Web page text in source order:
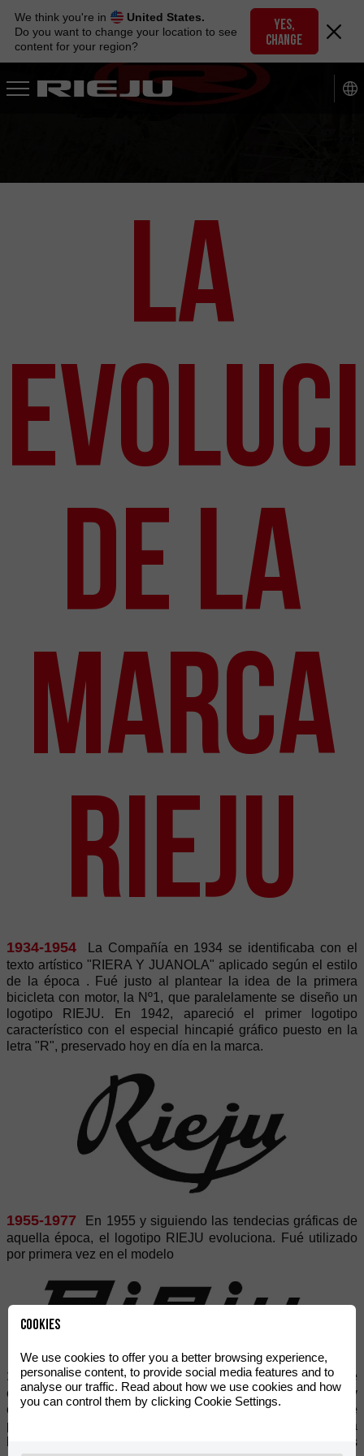
navigation
content
We think you're in
United States.
Do you want to change your location to see
content for your region?
YES,
CHANGE
La
de la
marca
Rieju
1934-1954
La Compañía en 1934 se identificaba con el
texto artístico "RIERA Y JUANOLA" aplicado según el estilo
de la época . Fué justo al plantear la idea de la primera
bicicleta con motor, la Nº1, que paralelamente se diseño un
logotipo RIEJU. En 1942, apareció el primer logotipo
característico con el especial hincapié gráfico puesto en la
letra "R", preservado hoy en día en la marca.
1955-1977
En 1955 y siguiendo las tendecias gráficas de
aquella época, el logotipo RIEJU evoluciona. Fué utilizado
por primera vez en el modelo
1978-1988
Durante una década, en la que RIEJU se
consolida como fabricante de ciclomotores en España y
obtiene reconocimiento internacional como fabricante de
prestigio, se utilizó un nuevo diseño de la marca, asociado a
la competición enduro (coexistió con Marathon y los grandes
Cookies
We use cookies to offer you a better browsing experience,
personalise content, to provide social media features and to
analyse our traffic. Read about how we use cookies and how
you can control them by clicking Cookie Settings.